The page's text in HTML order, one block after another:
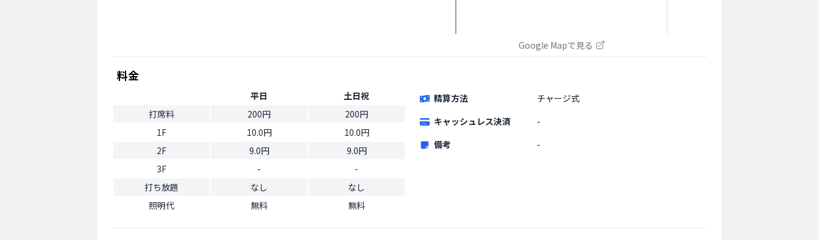
Google Mapで見る
料金
平日
土日祝
打席料
200円
200円
1F
10.0円
10.0円
2F
9.0円
9.0円
3F
-
-
打ち放題
なし
なし
照明代
無料 無料
精算方法
チャージ式
キャッシュレス決済
-
備考
-